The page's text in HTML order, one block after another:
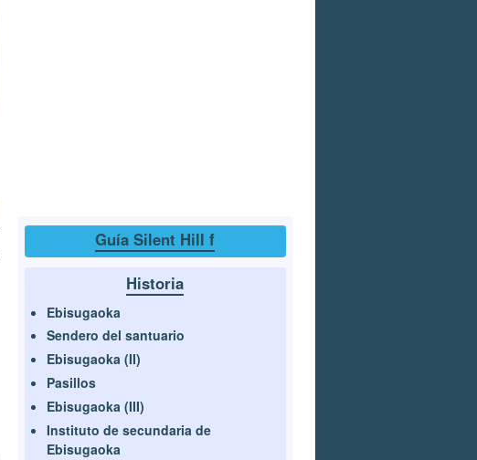
Guía Silent Hill f
Historia
Ebisugaoka
Sendero del santuario
Ebisugaoka (II)
Pasillos
Ebisugaoka (III)
Instituto de secundaria de
Ebisugaoka